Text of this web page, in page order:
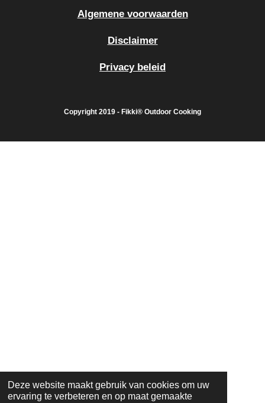
Deze website maakt gebruik van cookies om uw
ervaring te verbeteren en op maat gemaakte
Algemene voorwaarden
Disclaimer
Privacy beleid
Copyright 2019 - Fikki® Outdoor Cooking